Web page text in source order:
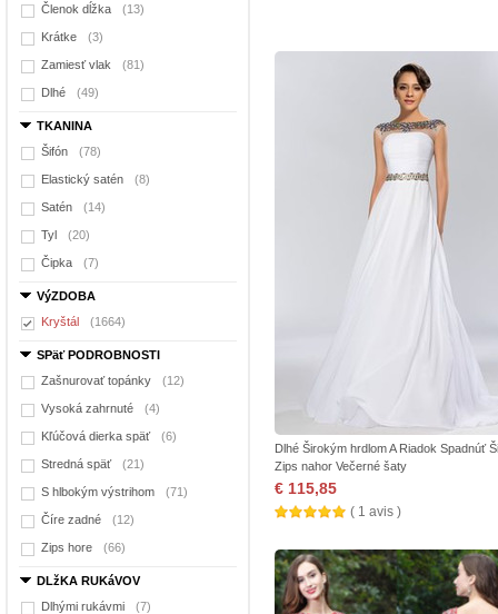
Členok dĺžka (13)
Krátke (3)
Zamiesť vlak (81)
Dlhé (49)
TKANINA
Šifón
(78)
Elastický satén (8)
Satén (14)
Tyl (20)
Čipka (7)
VýZDOBA
Kryštál
(1664)
SPäť PODROBNOSTI
Zašnurovať topánky
(12)
Vysoká zahrnuté (4)
Kľúčová dierka späť (6)
Stredná späť (21)
S hlbokým výstrihom (71)
Číre zadné (12)
Zips hore (66)
DLžKA RUKáVOV
Dlhými rukávmi
(7)
Dlhé Širokým hrdlom A Riadok Spadnúť
Zips nahor Večerné šaty
€ 115,85
( 1 avis )